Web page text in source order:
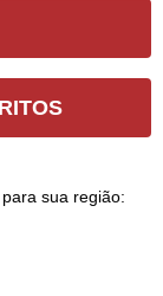
sua região: